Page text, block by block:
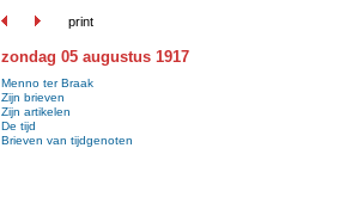
print
zondag 05 augustus 1917
Menno ter Braak
Zijn brieven
Zijn artikelen
De tijd
Brieven van tijdgenoten